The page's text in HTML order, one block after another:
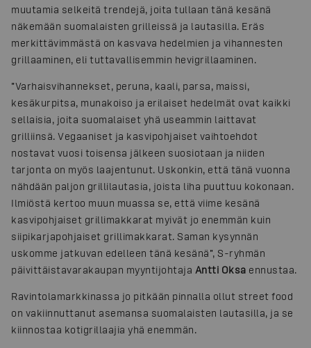
muutamia selkeitä trendejä, joita tullaan tänä kesänä
näkemään suomalaisten grilleissä ja lautasilla. Eräs
merkittävimmästä on kasvava hedelmien ja vihannesten
grillaaminen, eli tuttavallisemmin hevigrillaaminen.
”Varhaisvihannekset, peruna, kaali, parsa, maissi,
kesäkurpitsa, munakoiso ja erilaiset hedelmät ovat kaikki
sellaisia, joita suomalaiset yhä useammin laittavat
grilliinsä. Vegaaniset ja kasvipohjaiset vaihtoehdot
nostavat vuosi toisensa jälkeen suosiotaan ja niiden
tarjonta on myös laajentunut. Uskonkin, että tänä vuonna
nähdään paljon grillilautasia, joista liha puuttuu kokonaan.
Ilmiöstä kertoo muun muassa se, että viime kesänä
kasvipohjaiset grillimakkarat myivät jo enemmän kuin
siipikarjapohjaiset grillimakkarat. Saman kysynnän
uskomme jatkuvan edelleen tänä kesänä”, S-ryhmän
päivittäistavarakaupan myyntijohtaja Antti Oksa ennustaa.
Ravintolamarkkinassa jo pitkään pinnalla ollut street food
on vakiinnuttanut asemansa suomalaisten lautasilla, ja se
kiinnostaa kotigrillaajia yhä enemmän.